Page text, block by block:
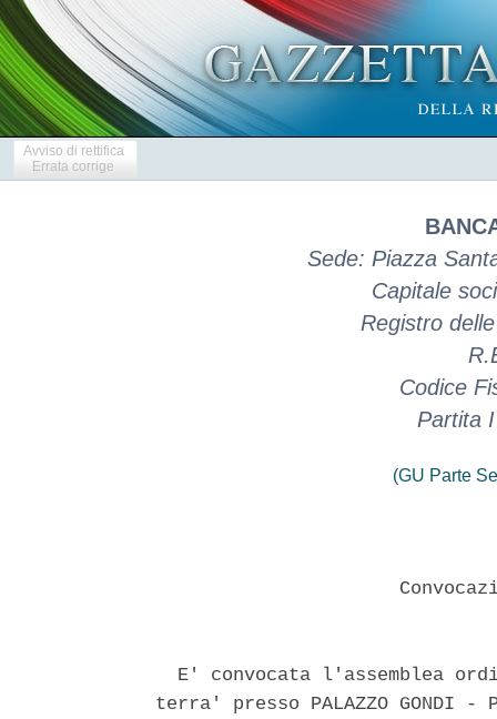
Avviso di rettifica
Errata corrige
Sede: Piazza
Capitale
Registro
Codice
Partita
(GU Parte
E' convocata l'assemblea
terra' presso PALAZZO